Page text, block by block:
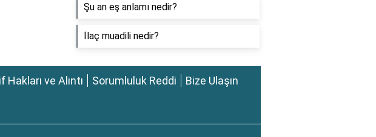
Şu an eş anlamı nedir?
İlaç muadili nedir?
Hakları ve Alıntı Sorumluluk Reddi Bize Ulaşın